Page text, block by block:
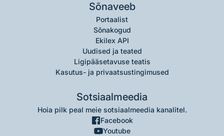
Sõnaveeb
Portaalist
Sõnakogud
Ekilex API
Uudised ja teated
Ligipääsetavuse teatis
Kasutus- ja privaatsustingimused
Sotsiaalmeedia
Hoia pilk peal meie sotsiaalmeedia kanalitel.
Facebook
Youtube